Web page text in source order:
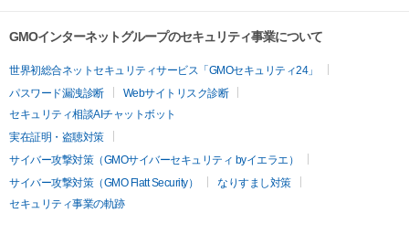
GMOインターネットグループのセキュリティ事業について
世界初総合ネットセキュリティサービス「GMOセキュリティ24」
パスワード漏洩診断
Webサイトリスク診断
セキュリティ相談AIチャットボット
実在証明・盗聴対策
サイバー攻撃対策（GMOサイバーセキュリティ byイエラエ）
サイバー攻撃対策（GMO Flatt Security）
なりすまし対策
セキュリティ事業の軌跡